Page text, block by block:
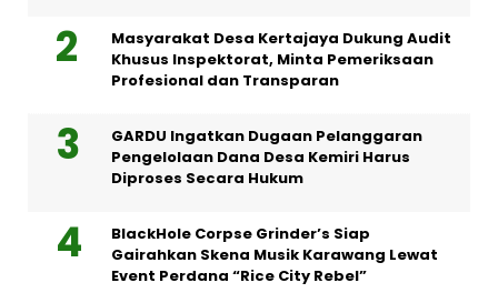
Masyarakat Desa Kertajaya Dukung Audit
Khusus Inspektorat, Minta Pemeriksaan
Profesional dan Transparan
GARDU Ingatkan Dugaan Pelanggaran
Pengelolaan Dana Desa Kemiri Harus
Diproses Secara Hukum
BlackHole Corpse Grinder’s Siap
Gairahkan Skena Musik Karawang Lewat
Event Perdana “Rice City Rebel”